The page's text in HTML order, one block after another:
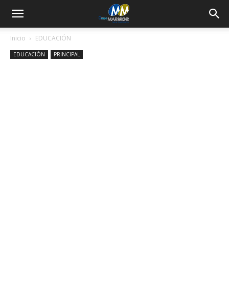
Inicio EDUCACIÓN
EDUCACIÓN PRINCIPAL